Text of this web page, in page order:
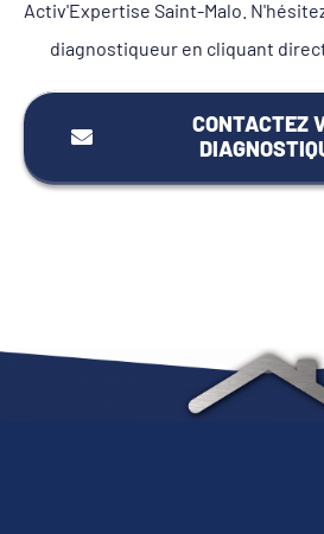
Activ'Expertise Saint-Malo.
diagnostiqueur en cliquant
CONTACTEZ